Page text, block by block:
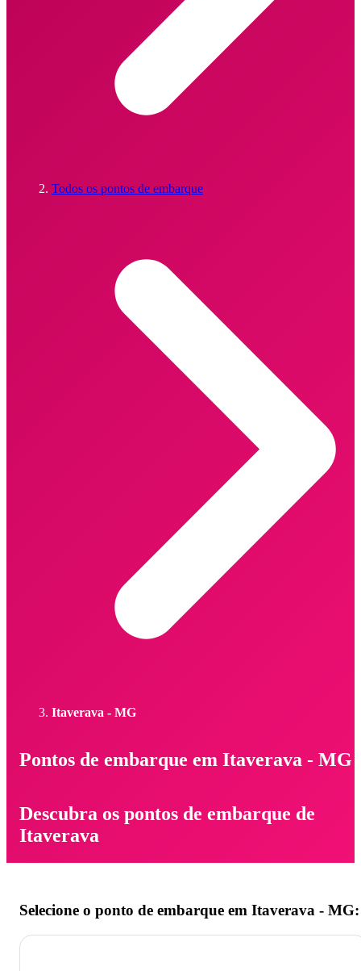
Todos os pontos de embarque
Itaverava - MG
Pontos de embarque em Itaverava - MG
Descubra os pontos de embarque de
Itaverava
Selecione o ponto de embarque em Itaverava - MG: